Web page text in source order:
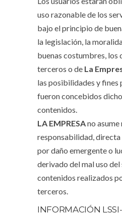
uso razonable de los
bajo el principio de
la legislación, la
buenas costumbres, los
terceros o de La
las posibilidades y fines
fueron concebidos
contenidos.
LA EMPRESAno asume
responsabilidad,
por daño emergente o
derivado del mal uso
contenidos realizados
terceros.
INFORMACIÓN